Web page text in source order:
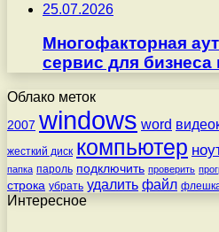
25.07.2026
Многофакторная
сервис для бизнеса
Облако меток
2007 windows word
жесткий диск компьютер
папка пароль подключить проверить
строка убрать удалить файл
Интересное